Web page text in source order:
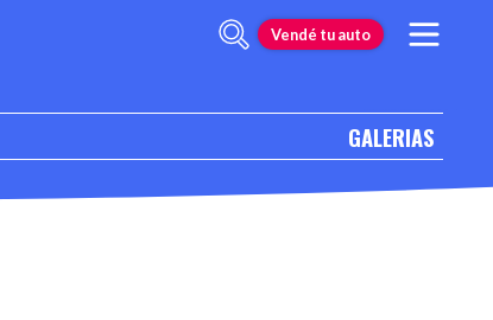
Vendé tu auto
GALERIAS